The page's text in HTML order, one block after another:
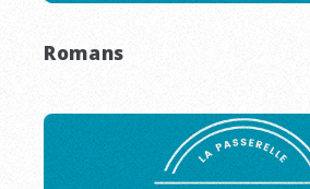
Romans